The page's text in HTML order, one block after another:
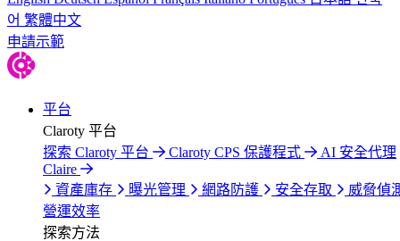
어 繁體中文
申請示範
平台
Claroty 平台
探索 Claroty 平台
Claroty CPS 保護程式
AI 安全代理
Claire
資產庫存
曝光管理 網路防護 安全存取
威脅偵
營運效率
探索方法